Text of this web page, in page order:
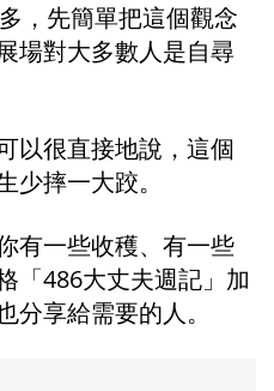
，先簡單把這個觀念
場對大多數人是自尋
以很直接地說，這個
少摔一大跤。
有一些收穫、有一些
「486大丈夫週記」加
分享給需要的人。